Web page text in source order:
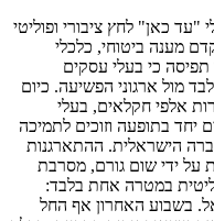
"עד כאן" לחץ ציבורי ופוליטי
מענה ביטוחי, כלכלי
תפיסה כי בעלי עסקים
מול ארגוני הפשיעה. כיום
אלפי חקלאים, בעלי
יחד בתופעה וזוכים לתמיכה
הישראלית. ההתארגנות
על ידי שום גורם, מסרבת
במטרה אחת בלבד:
בשבוע האחרון אף החל